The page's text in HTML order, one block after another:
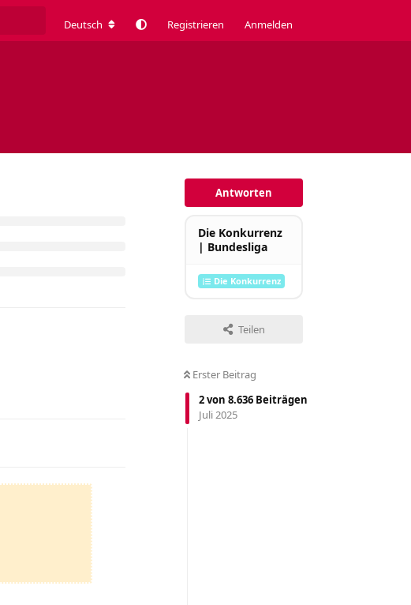
Deutsch Registrieren Anmelden
Antworten
Die Konkurrenz
| Bundesliga
Die Konkurrenz
Teilen
Erster Beitrag
2von 8.636 Beiträgen
Juli 2025